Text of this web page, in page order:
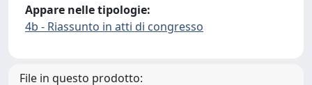
Appare nelle tipologie:
4b - Riassunto in atti di congresso
File in questo prodotto: